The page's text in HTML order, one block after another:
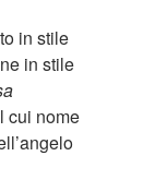
in stile
in stile
cui nome